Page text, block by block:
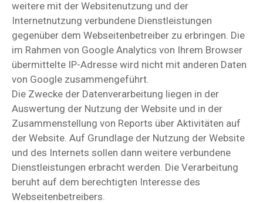
weitere mit der Websitenutzung und der
Internetnutzung verbundene Dienstleistungen
gegenüber dem Webseitenbetreiber zu erbringen. Die
im Rahmen von Google Analytics von Ihrem Browser
übermittelte IP-Adresse wird nicht mit anderen Daten
von Google zusammengeführt.
Die Zwecke der Datenverarbeitung liegen in der
Auswertung der Nutzung der Website und in der
Zusammenstellung von Reports über Aktivitäten auf
der Website. Auf Grundlage der Nutzung der Website
und des Internets sollen dann weitere verbundene
Dienstleistungen erbracht werden. Die Verarbeitung
beruht auf dem berechtigten Interesse des
Webseitenbetreibers.